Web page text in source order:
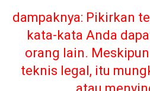
dampaknya: Pikirkan
kata-kata Anda
orang lain.
teknis legal, itu